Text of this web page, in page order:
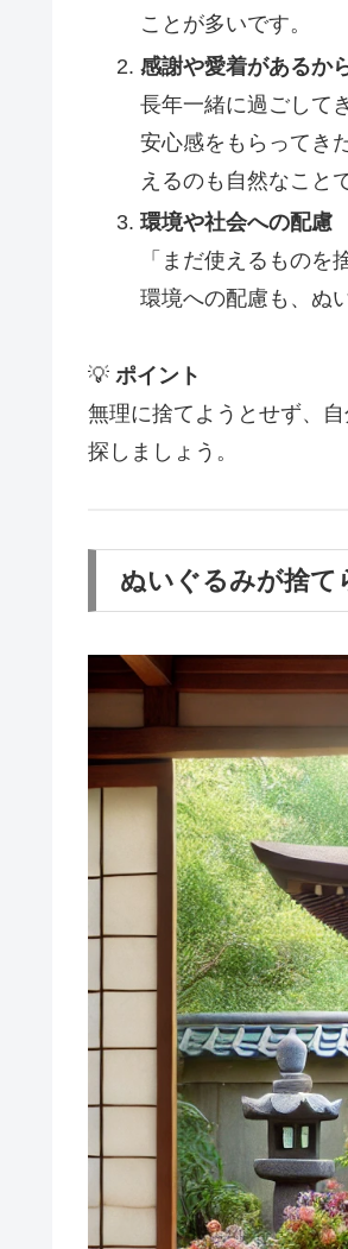
ことが多いです。
感謝や愛着があるか
長年一緒に過ごして
安心感をもらってき
えるのも自然なこと
環境や社会への配慮
「まだ使えるもの
環境への配慮も、ぬ
💡 ポイント
無理に捨てようとせず、
探しましょう。
ぬいぐるみが捨て